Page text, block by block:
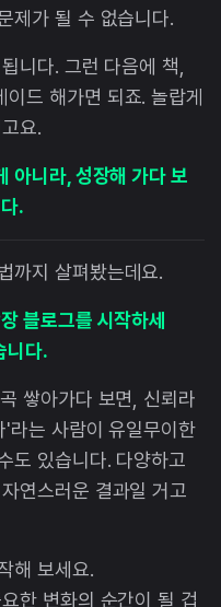
제가 될 수 없습니다.
니다. 그런 다음에 책,
드 해가면 되죠. 놀랍게
요.
아니라, 성장해 가다 보
.
까지 살펴봤는데요.
블로그를 시작하세
니다.
쌓아가다 보면, 신뢰라
라는 사람이 유일무이한
도 있습니다. 다양하고
연스러운 결과일 거고
해 보세요.
한 변화의 순간이 될 겁